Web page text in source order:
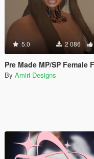
5.0 2 086
Pre Made MP/SP Female
By Amiri Designs